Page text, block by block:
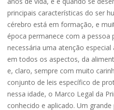
principais características do ser
cérebro está em formação, e
época permanece com a pessoa
necessária uma atenção
em todos os aspectos, da
e, claro, sempre com muito
conjunto de leis específico de
nessa idade, o Marco Legal da
conhecido e aplicado. Um